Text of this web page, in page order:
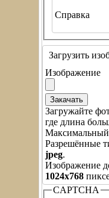
Справка
Загрузить
Изображение
Загружайте
где длина
Максимальный
Разрешённые
jpeg.
Изображение
1024x768
CAPTCHA